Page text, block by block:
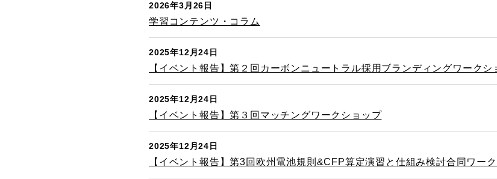
2026年3月26日
学習コンテンツ・コラム
2025年12月24日
【イベント報告】第２回カーボンニュートラル採用ブランディングワークシ
2025年12月24日
【イベント報告】第３回マッチングワークショップ
2025年12月24日
【イベント報告】第3回欧州電池規則&CFP算定演習と仕組み検討合同ワー